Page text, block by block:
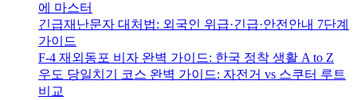
에 마스터
긴급재난문자 대처법: 외국인 위급·긴급·안전안내 7단계
가이드
F-4 재외동포 비자 완벽 가이드: 한국 정착 생활 A to Z
우도 당일치기 코스 완벽 가이드: 자전거 vs 스쿠터 루트
비교